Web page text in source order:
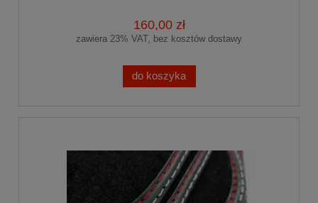
160,00 zł
zawiera 23% VAT, bez kosztów dostawy
do koszyka